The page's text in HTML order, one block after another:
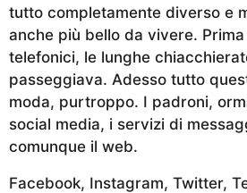
tutto completamente diverso e
anche più bello da vivere.
telefonici, le lunghe
passeggiava. Adesso tutto
moda, purtroppo. I padroni,
social media, i servizi di
comunque il web.
Facebook, Instagram, Twitter,